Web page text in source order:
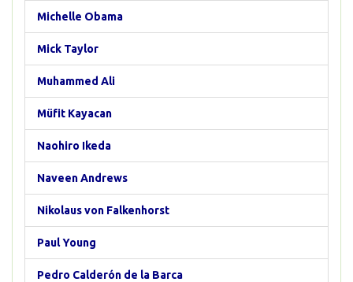
Michelle Obama
Mick Taylor
Muhammed Ali
Müfit Kayacan
Naohiro Ikeda
Naveen Andrews
Nikolaus von Falkenhorst
Paul Young
Pedro Calderón de la Barca